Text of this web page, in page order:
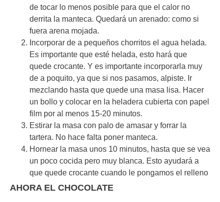
de tocar lo menos posible para que el calor no
derrita la manteca. Quedará un arenado: como si
fuera arena mojada.
Incorporar de a pequeños chorritos el agua helada.
Es importante que esté helada, esto hará que
quede crocante. Y es importante incorporarla muy
de a poquito, ya que si nos pasamos, alpiste. Ir
mezclando hasta que quede una masa lisa. Hacer
un bollo y colocar en la heladera cubierta con papel
film por al menos 15-20 minutos.
Estirar la masa con palo de amasar y forrar la
tartera. No hace falta poner manteca.
Hornear la masa unos 10 minutos, hasta que se vea
un poco cocida pero muy blanca. Esto ayudará a
que quede crocante cuando le pongamos el relleno
AHORA EL CHOCOLATE